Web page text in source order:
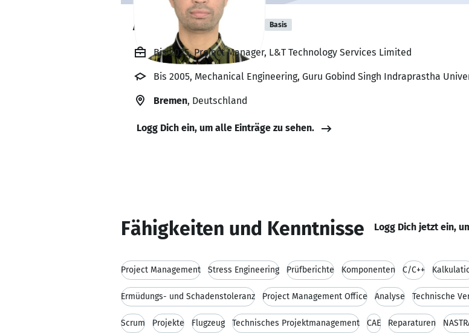
Abhishek Sanyal Basis
Bis 2025, Project Manager, L&T Technology Services Limited
Bis 2005, Mechanical Engineering, Guru Gobind Singh Indraprastha
Bremen, Deutschland
Logg Dich ein, um alle Einträge zu sehen.
Fähigkeiten und Kenntnisse Logg Dich jetzt ein,
Project Management Stress Engineering Prüfberichte Komponenten C/C++
Ermüdungs- und Schadenstoleranz Project Management Office Analyse Technische
Scrum Projekte Flugzeug Technisches Projektmanagement CAE Reparaturen